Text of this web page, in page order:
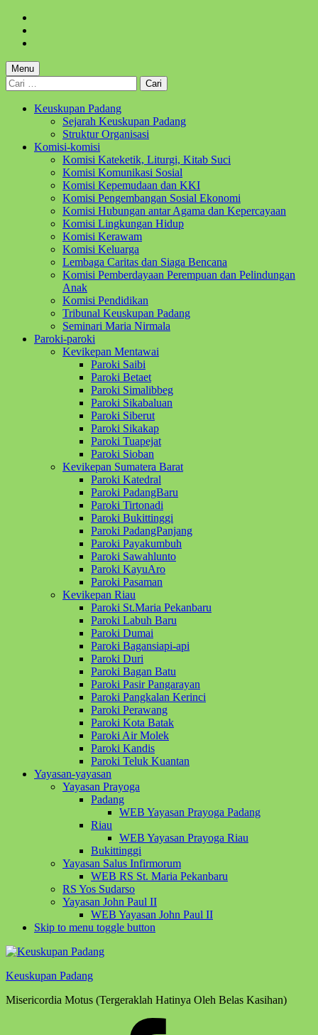
content
footer
Menu
Cari
untuk:
Keuskupan Padang
Sejarah Keuskupan Padang
Struktur Organisasi
Komisi-komisi
Komisi Kateketik, Liturgi, Kitab Suci
Komisi Komunikasi Sosial
Komisi Kepemudaan dan KKI
Komisi Pengembangan Sosial Ekonomi
Komisi Hubungan antar Agama dan Kepercayaan
Komisi Lingkungan Hidup
Komisi Kerawam
Komisi Keluarga
Lembaga Caritas dan Siaga Bencana
Komisi Pemberdayaan Perempuan dan Pelindungan
Anak
Komisi Pendidikan
Tribunal Keuskupan Padang
Seminari Maria Nirmala
Paroki-paroki
Kevikepan Mentawai
Paroki Saibi
Paroki Betaet
Paroki Simalibbeg
Paroki Sikabaluan
Paroki Siberut
Paroki Sikakap
Paroki Tuapejat
Paroki Sioban
Kevikepan Sumatera Barat
Paroki Katedral
Paroki PadangBaru
Paroki Tirtonadi
Paroki Bukittinggi
Paroki PadangPanjang
Paroki Payakumbuh
Paroki Sawahlunto
Paroki KayuAro
Paroki Pasaman
Kevikepan Riau
Paroki St.Maria Pekanbaru
Paroki Labuh Baru
Paroki Dumai
Paroki Bagansiapi-api
Paroki Duri
Paroki Bagan Batu
Paroki Pasir Pangarayan
Paroki Pangkalan Kerinci
Paroki Perawang
Paroki Kota Batak
Paroki Air Molek
Paroki Kandis
Paroki Teluk Kuantan
Yayasan-yayasan
Yayasan Prayoga
Padang
WEB Yayasan Prayoga Padang
Riau
WEB Yayasan Prayoga Riau
Bukittinggi
Yayasan Salus Infirmorum
WEB RS St. Maria Pekanbaru
RS Yos Sudarso
Yayasan John Paul II
WEB Yayasan John Paul II
Skip to menu toggle button
Keuskupan Padang
Misericordia Motus (Tergeraklah Hatinya Oleh Belas Kasihan)